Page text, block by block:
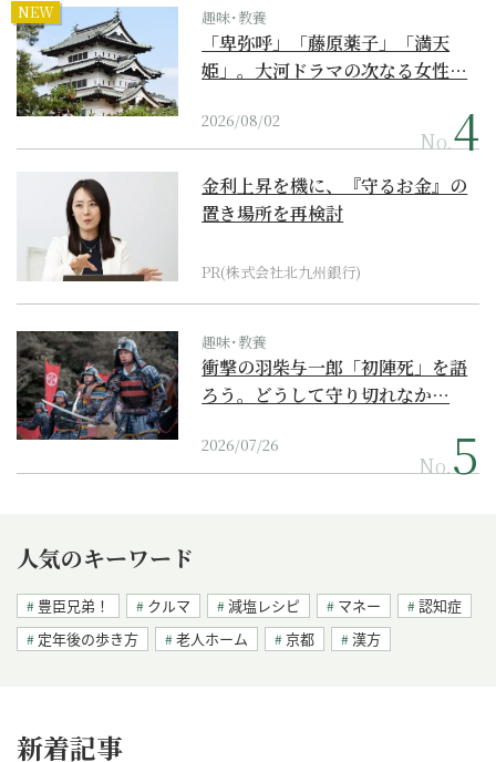
NEW 趣味･教養
「卑弥呼」「藤原薬子」「満天
姫」。大河ドラマの次なる女性…
2026/08/02
No.
金利上昇を機に、『守るお金』の
置き場所を再検討
PR(株式会社北九州銀行)
趣味･教養
衝撃の羽柴与一郎「初陣死」を語
ろう。どうして守り切れなか…
2026/07/26
No.
人気のキーワード
豊臣兄弟！ クルマ 減塩レシピ マネー
認知症
定年後の歩き方
老人ホーム 京都 漢方
新着記事